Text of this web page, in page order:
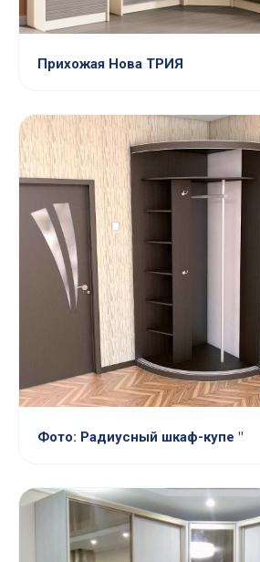
Прихожая Нова ТРИЯ
Фото: Радиусный шкаф-купе "